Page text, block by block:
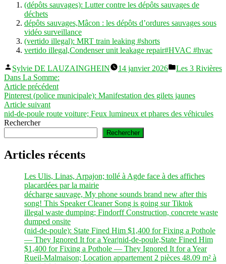
(dépôts sauvages): Lutter contre les dépôts sauvages de
déchets
dépôts sauvages,Mâcon : les dépôts d’ordures sauvages sous
vidéo surveillance
(vertido illegal): MRT train leaking #shorts
vertido illegal,Condenser unit leakage repair#HVAC #hvac
Publié
par
Sylvie DE LAUZAINGHEIN 14 janvier 2026
Publié
Les 3 Rivières
Dans La Somme:
Navigation
de
l’article
Article précédentArticle
précédent :
Pinterest (police municipale): Manifestation des gilets jaunes
Article suivantArticle
suivant :
nid-de-poule route voiture; Feux lumineux et phares des véhicules
Rechercher
Rechercher
Articles récents
Les Ulis, Linas, Arpajon; tollé à Agde face à des affiches
placardées par la mairie
décharge sauvage, My phone sounds brand new after this
song! This Speaker Cleaner Song is going sur Tiktok
illegal waste dumping; Findorff Construction, concrete waste
dumped onsite
(nid-de-poule): State Fined Him $1,400 for Fixing a Pothole
— They Ignored It for a Year|nid-de-poule,State Fined Him
$1,400 for Fixing a Pothole — They Ignored It for a Year
Rueil-Malmaison; Location appartement 2 pièces 48.09 m² à